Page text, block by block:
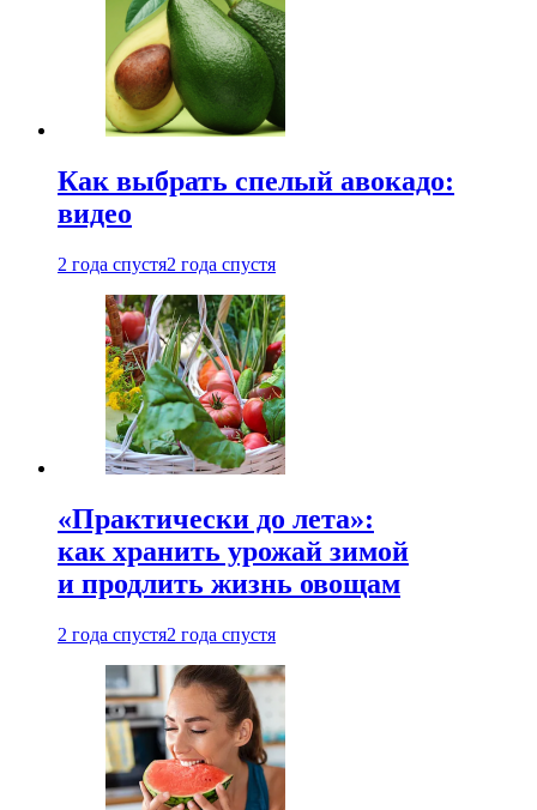
Как выбрать спелый авокадо:
видео
2 года спустя2 года спустя
«Практически до лета»:
как хранить урожай зимой
и продлить жизнь овощам
2 года спустя2 года спустя